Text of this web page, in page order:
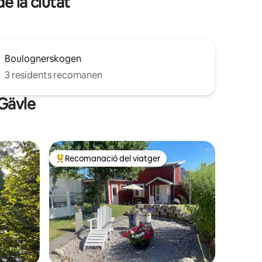
Boulognerskogen
3 residents recomanen
Principals recomanacions dels viatgers
Recomanació del viatger